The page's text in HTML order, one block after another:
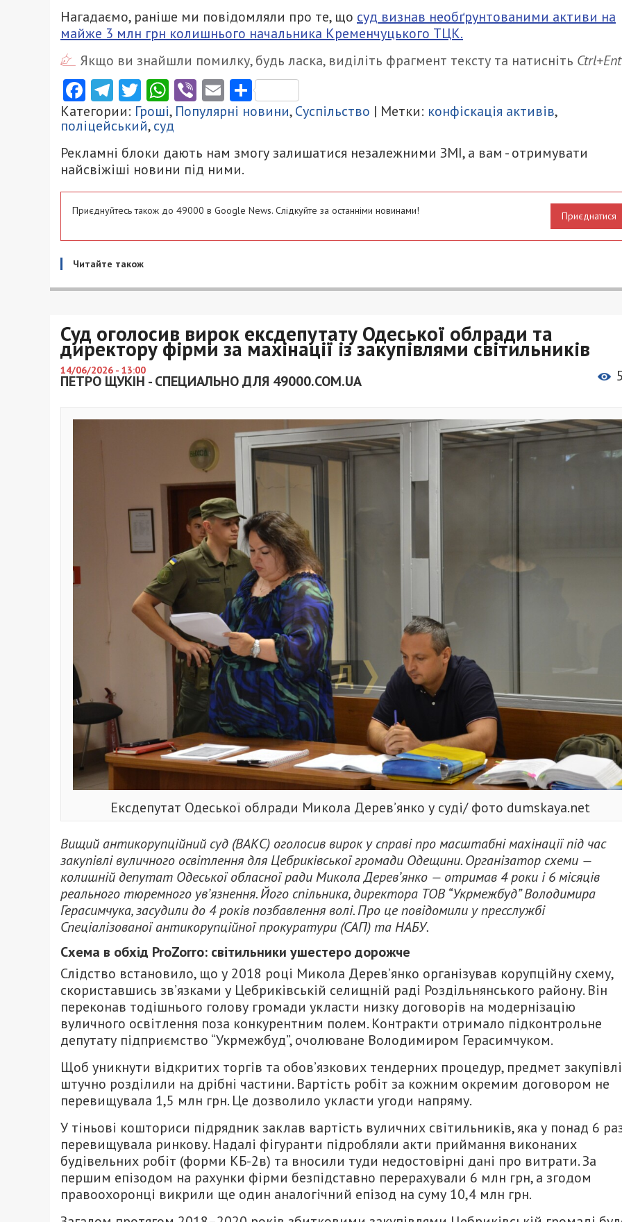
Нагадаємо, раніше ми повідомляли про те, що суд визнав необґрунтованими активи на
майже 3 млн грн колишнього начальника Кременчуцького ТЦК.
Якщо ви знайшли помилку, будь ласка, виділіть фрагмент тексту та натисніть
Facebook
Telegram
Twitter
WhatsApp
ViberEmailПоділитися
Категории: Гроші, Популярні новини,Суспільство | Метки: конфіскація активів,
поліцейський,суд
Рекламні блоки дають нам змогу залишатися незалежними ЗМІ, а вам - отримувати
найсвіжіші новини під ними.
Приєднуйтесь також до 49000 в Google News. Слідкуйте за останніми новинами! Приєднатися
Читайте також
Суд оголосив вирок ексдепутату Одеської облради та
директору фірми за махінації із закупівлями світильників
14/06/2026 - 13:00
ПЕТРО ЩУКІН - СПЕЦИАЛЬНО ДЛЯ 49000.COM.UA
Ексдепутат Одеської облради Микола Дерев’янко у суді/ фото dumskaya.net
Вищий антикорупційний суд (ВАКС) оголосив вирок у справі про масштабні махінації під час
закупівлі вуличного освітлення для Цебриківської громади Одещини. Організатор схеми —
колишній депутат Одеської обласної ради Микола Дерев’янко — отримав 4 роки і 6 місяців
реального тюремного ув’язнення. Його спільника, директора ТОВ “Укрмежбуд” Володимира
Герасимчука, засудили до 4 років позбавлення волі. Про це повідомили у пресслужбі
Спеціалізованої антикорупційної прокуратури (САП) та НАБУ.
Схема в обхід ProZorro: світильники ушестеро дорожче
Слідство встановило, що у 2018 році Микола Дерев’янко організував корупційну схему,
скориставшись зв’язками у Цебриківській селищній раді Роздільнянського району. Він
переконав тодішнього голову громади укласти низку договорів на модернізацію
вуличного освітлення поза конкурентним полем. Контракти отримало підконтрольне
депутату підприємство “Укрмежбуд”, очолюване Володимиром Герасимчуком.
Щоб уникнути відкритих торгів та обов’язкових тендерних процедур, предмет закупівлі
штучно розділили на дрібні частини. Вартість робіт за кожним окремим договором не
перевищувала 1,5 млн грн. Це дозволило укласти угоди напряму.
У тіньові кошториси підрядник заклав вартість вуличних світильників, яка у понад 6
перевищувала ринкову. Надалі фігуранти підробляли акти приймання виконаних
будівельних робіт (форми КБ-2в) та вносили туди недостовірні дані про витрати. За
першим епізодом на рахунки фірми безпідставно перерахували 6 млн грн, а згодом
правоохоронці викрили ще один аналогічний епізод на суму 10,4 млн грн.